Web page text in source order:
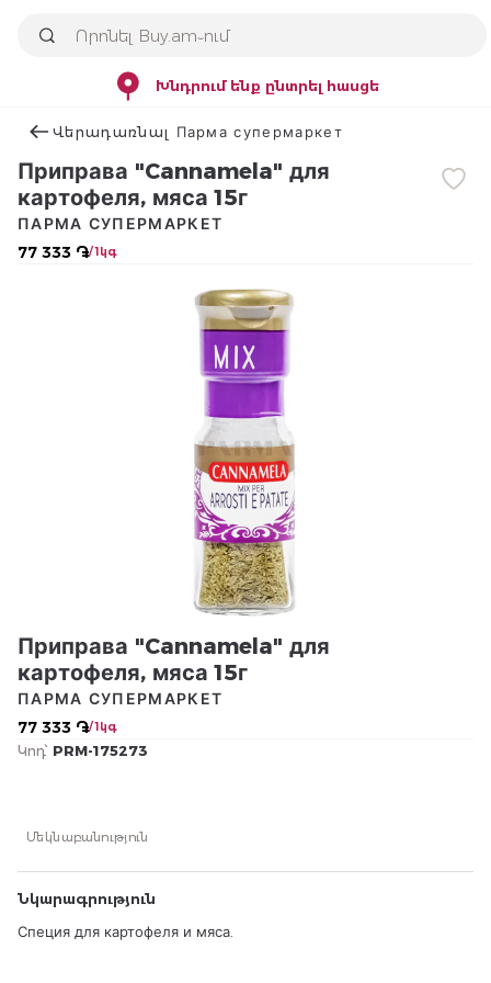
Խնդրում ենք ընտրել հասցե
Վերադառնալ Парма супермаркет
Приправа "Cannamela" для
картофеля, мяса 15г
77 333 ֏/ 1կգ
ПАРМА СУПЕРМАРКЕТ
Приправа "Cannamela" для
картофеля, мяса 15г
77 333 ֏/ 1կգ
ПАРМА СУПЕРМАРКЕТ
Կոդ՝ PRM-175273
Մեկնաբանություն
Նկարագրություն
Специя для картофеля и мяса.